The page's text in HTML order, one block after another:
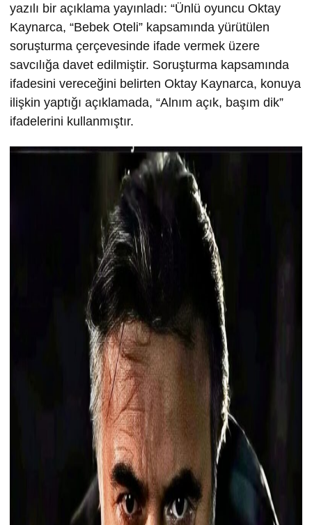
yazılı bir açıklama yayınladı: “Ünlü oyuncu Oktay
Kaynarca, “Bebek Oteli” kapsamında yürütülen
soruşturma çerçevesinde ifade vermek üzere
savcılığa davet edilmiştir. Soruşturma kapsamında
ifadesini vereceğini belirten Oktay Kaynarca, konuya
ilişkin yaptığı açıklamada, “Alnım açık, başım dik”
ifadelerini kullanmıştır.